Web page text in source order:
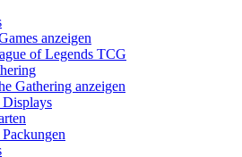
anzeigen
of Legends TCG
Gathering anzeigen